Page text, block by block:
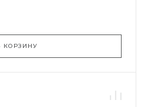
КОРЗИНУ